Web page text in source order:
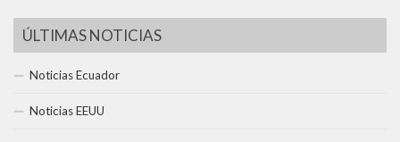
ÚLTIMAS NOTICIAS
Noticias Ecuador
Noticias EEUU